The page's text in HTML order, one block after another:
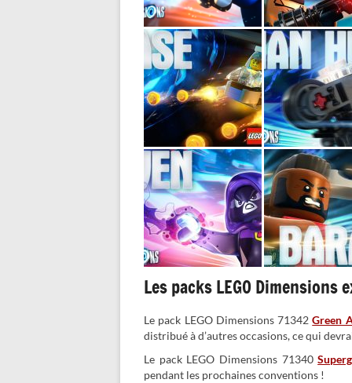
Les packs LEGO Dimensions
Le pack LEGO Dimensions 71342Green
distribué à d’autres occasions, ce qui
Le pack LEGO Dimensions 71340
pendant les prochaines conventions !